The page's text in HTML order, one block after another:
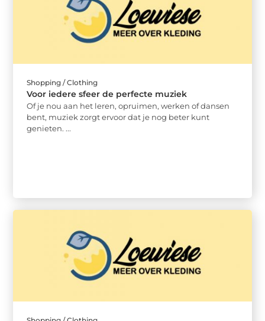
Shopping / Clothing
Voor iedere sfeer de perfecte muziek
Of je nou aan het leren, opruimen, werken of dansen
bent, muziek zorgt ervoor dat je nog beter kunt
genieten. ...